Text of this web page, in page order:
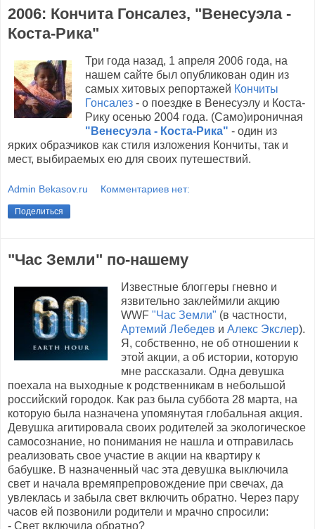
2006: Кончита Гонсалез, "Венесуэла -
Коста-Рика"
Три года назад, 1 апреля 2006 года, на
нашем сайте был опубликован один из
самых хитовых репортажей Кончиты
Гонсалез - о поездке в Венесуэлу и Коста-
Рику осенью 2004 года. (Само)ироничная
"Венесуэла - Коста-Рика" - один из
ярких образчиков как стиля изложения Кончиты, так и
мест, выбираемых ею для своих путешествий.
Admin Bekasov.ru Комментариев нет:
Поделиться
"Час Земли" по-нашему
Известные блоггеры гневно и
язвительно заклеймили акцию
WWF "Час Земли" (в частности,
Артемий Лебедев и Алекс Экслер).
Я, собственно, не об отношении к
этой акции, а об истории, которую
мне рассказали. Одна девушка
поехала на выходные к родственникам в небольшой
российский городок. Как раз была суббота 28 марта, на
которую была назначена упомянутая глобальная акция.
Девушка агитировала своих родителей за экологическое
самосознание, но понимания не нашла и отправилась
реализовать свое участие в акции на квартиру к
бабушке. В назначенный час эта девушка выключила
свет и начала времяпрепровождение при свечах, да
увлеклась и забыла свет включить обратно. Через пару
часов ей позвонили родители и мрачно спросили:
- Свет включила обратно?